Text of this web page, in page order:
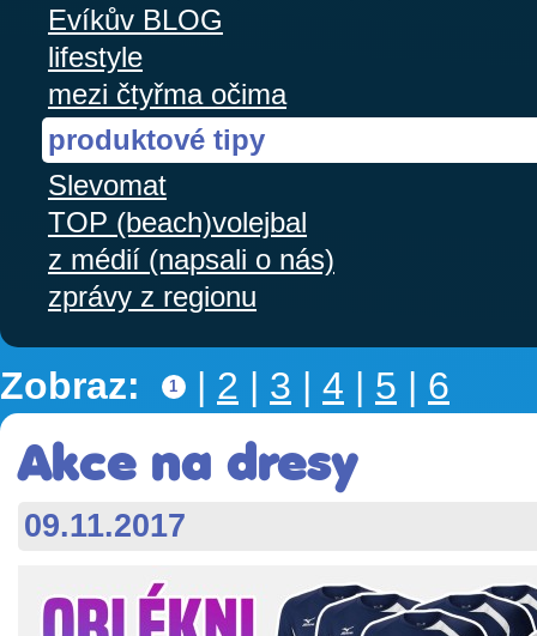
Evíkův BLOG
lifestyle
mezi čtyřma očima
produktové tipy
Slevomat
TOP (beach)volejbal
z médií (napsali o nás)
zprávy z regionu
Zobraz: 1 | 2 | 3 | 4 | 5 | 6
Akce na dresy
09.11.2017